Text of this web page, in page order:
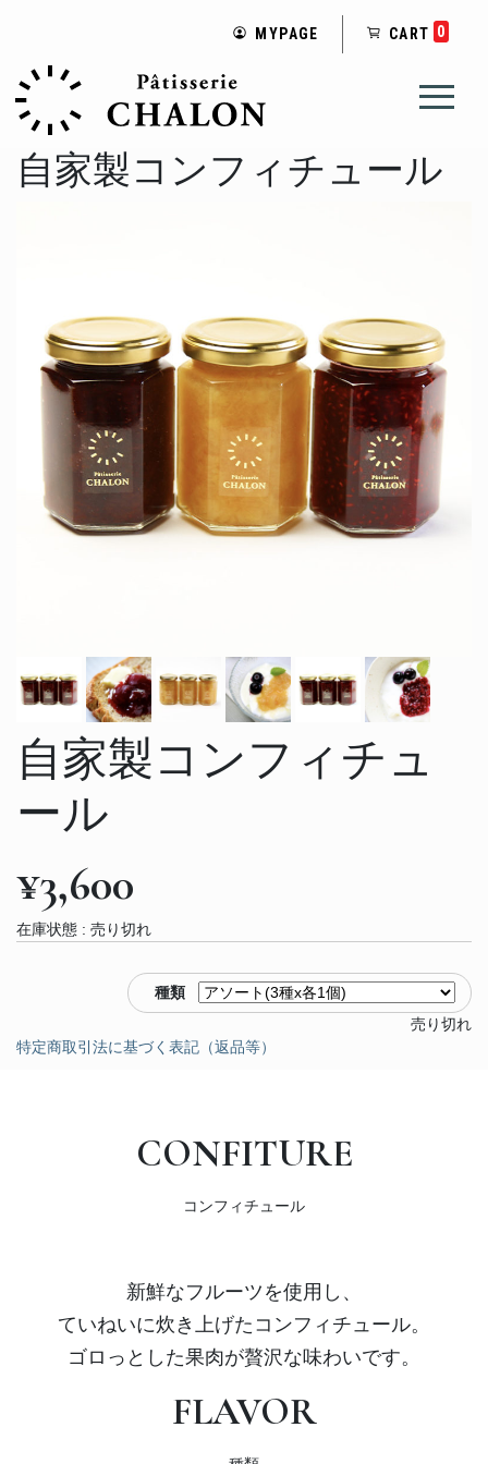
MYPAGE CART 0
自家製コンフィチュール
自家製コンフィチュ
ール
¥3,600
在庫状態 : 売り切れ
種類
売り切れ
特定商取引法に基づく表記（返品等）
CONFITURE
コンフィチュール
新鮮なフルーツを使用し、
ていねいに炊き上げたコンフィチュール。
ゴロっとした果肉が贅沢な味わいです。
FLAVOR